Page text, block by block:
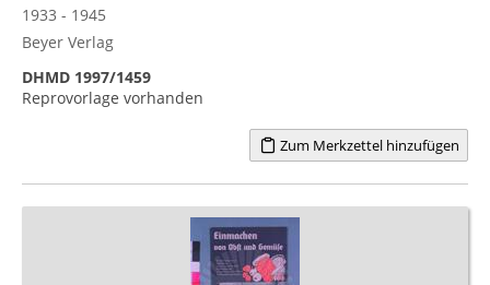
1933 - 1945
Beyer Verlag
DHMD 1997/1459
Reprovorlage vorhanden
Zum Merkzettel hinzufügen